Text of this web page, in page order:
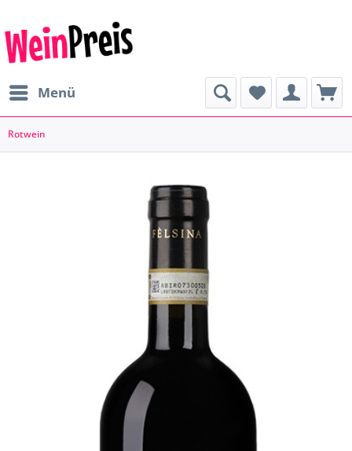
Menü
Rotwein